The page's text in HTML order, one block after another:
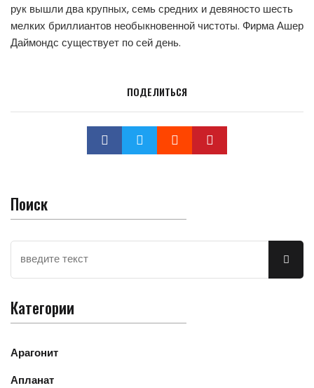
рук вышли два крупных, семь средних и девяносто шесть
мелких бриллиантов необыкновенной чистоты. Фирма Ашер
Даймондс существует по сей день.
ПОДЕЛИТЬСЯ
Поиск
Категории
Арагонит
Апланат